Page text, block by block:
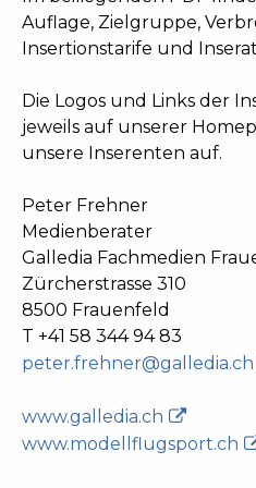
Auflage, Zielgruppe,
Insertionstarife und
Die Logos und Links der
jeweils auf unserer
unsere Inserenten auf.
Peter Frehner
Medienberater
Galledia Fachmedien
Zürcherstrasse 310
8500 Frauenfeld
T +41 58 344 94 83
peter.frehner@galledia.ch
www.galledia.ch
www.modellflugsport.ch